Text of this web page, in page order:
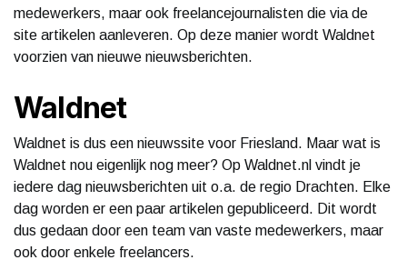
medewerkers, maar ook freelancejournalisten die via de
site artikelen aanleveren. Op deze manier wordt Waldnet
voorzien van nieuwe nieuwsberichten.
Waldnet
Waldnet is dus een nieuwssite voor Friesland. Maar wat is
Waldnet nou eigenlijk nog meer? Op Waldnet.nl vindt je
iedere dag nieuwsberichten uit o.a. de regio Drachten. Elke
dag worden er een paar artikelen gepubliceerd. Dit wordt
dus gedaan door een team van vaste medewerkers, maar
ook door enkele freelancers.